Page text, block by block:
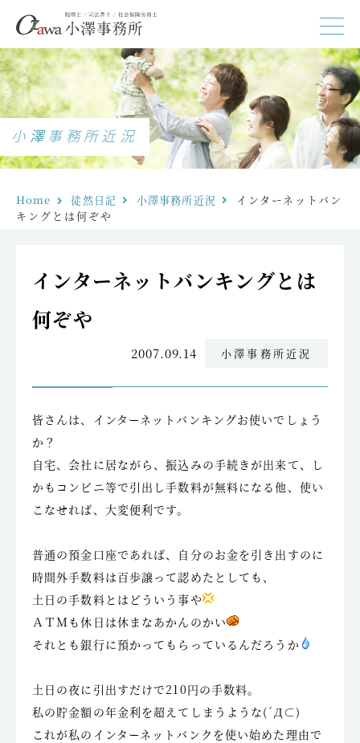
小澤事務所近況
Home 徒然日記 小澤事務所近況
インターネットバン
キングとは何ぞや
インターネットバンキングとは
何ぞや
2007.09.14 小澤事務所近況
皆さんは、インターネットバンキングお使いでしょう
か？
自宅、会社に居ながら、振込みの手続きが出来て、し
かもコンビニ等で引出し手数料が無料になる他、使い
こなせれば、大変便利です。
普通の預金口座であれば、自分のお金を引き出すのに
時間外手数料は百歩譲って認めたとしても、
土日の手数料とはどういう事や
ＡＴＭも休日は休まなあかんのかい
それとも銀行に預かってもらっているんだろうか
土日の夜に引出すだけで210円の手数料。
私の貯金額の年金利を超えてしまうような(´Д⊂)
これが私のインターネットバンクを使い始めた理由で